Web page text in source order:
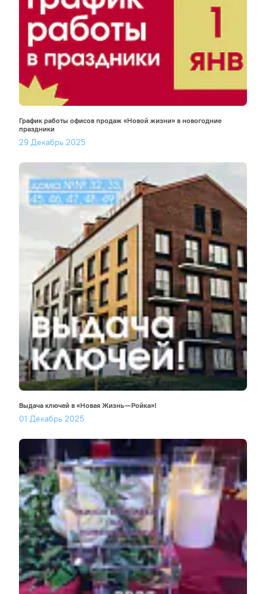
График работы офисов продаж «Новой жизни» в новогодние
праздники
29 Декабрь 2025
Выдача ключей в «Новая Жизнь — Ройка»!
01 Декабрь 2025